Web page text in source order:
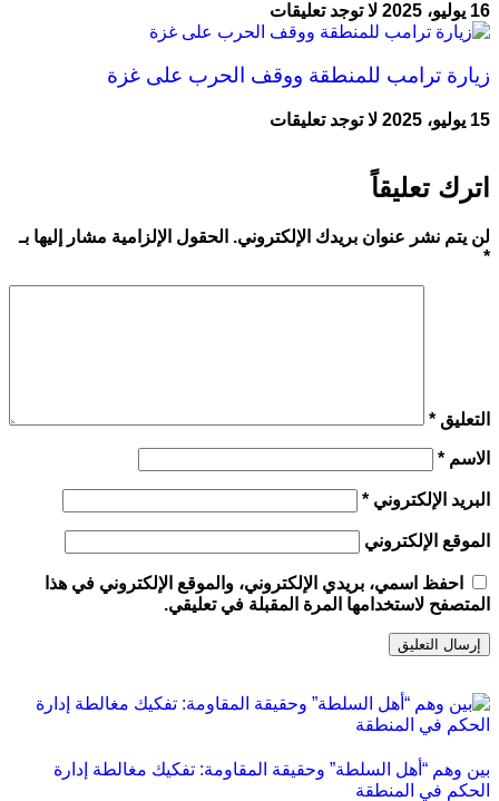
16 يوليو، 2025 لا توجد تعليقات
زيارة ترامب للمنطقة ووقف الحرب على غزة
15 يوليو، 2025 لا توجد تعليقات
اترك تعليقاً
لن يتم نشر عنوان بريدك الإلكتروني. الحقول الإلزامية مشار إليها بـ
*
التعليق *
الاسم *
البريد الإلكتروني *
الموقع الإلكتروني
احفظ اسمي، بريدي الإلكتروني، والموقع الإلكتروني في هذا
المتصفح لاستخدامها المرة المقبلة في تعليقي.
بين وهم “أهل السلطة” وحقيقة المقاومة: تفكيك مغالطة إدارة
الحكم في المنطقة